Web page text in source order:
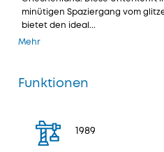
minütigen Spaziergang vom
bietet den ideal...
Mehr
Funktionen
1989